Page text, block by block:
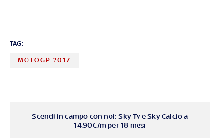
TAG:
MOTOGP 2017
Scendi in campo con noi: Sky Tv e Sky Calcio a
14,90€/m per 18 mesi